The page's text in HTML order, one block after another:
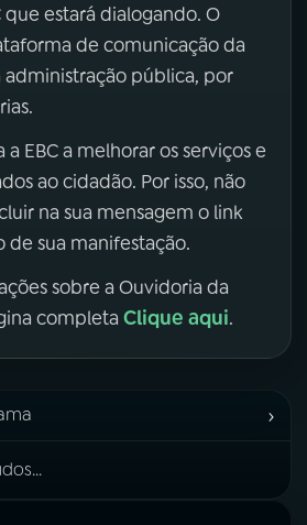
que estará dialogando. O
de comunicação da
pública, por
EBC a melhorar os serviços e
ao cidadão. Por isso, não
na sua mensagem o link
sua manifestação.
sobre a Ouvidoria da
completa Clique aqui.
›